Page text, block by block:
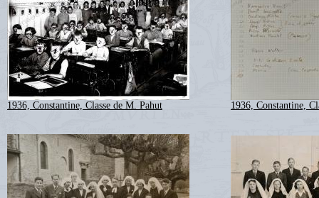
1936, Constantine, Classe de M. Pahut 1936, Constantine,